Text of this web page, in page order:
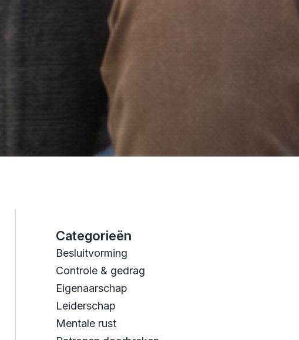
Categorieën
Besluitvorming
Controle & gedrag
Eigenaarschap
Leiderschap
Mentale rust